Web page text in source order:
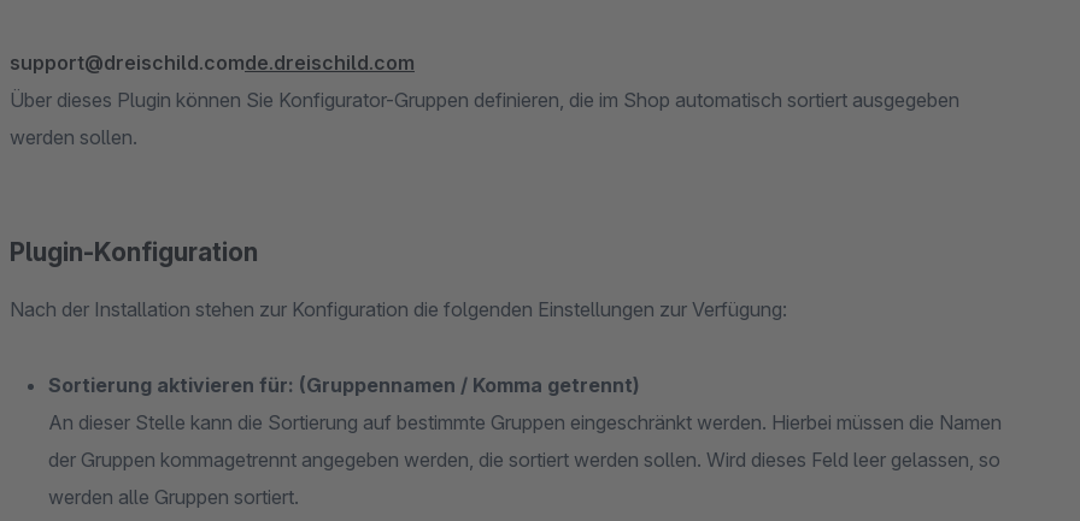
support@dreischild.comde.dreischild.com
Über dieses Plugin können Sie Konfigurator-Gruppen definieren, die im Shop automatisch sortiert ausgegeben
werden sollen.
Plugin-Konfiguration
Nach der Installation stehen zur Konfiguration die folgenden Einstellungen zur Verfügung:
Sortierung aktivieren für: (Gruppennamen / Komma getrennt)
An dieser Stelle kann die Sortierung auf bestimmte Gruppen eingeschränkt werden. Hierbei müssen die Namen
der Gruppen kommagetrennt angegeben werden, die sortiert werden sollen. Wird dieses Feld leer gelassen, so
werden alle Gruppen sortiert.